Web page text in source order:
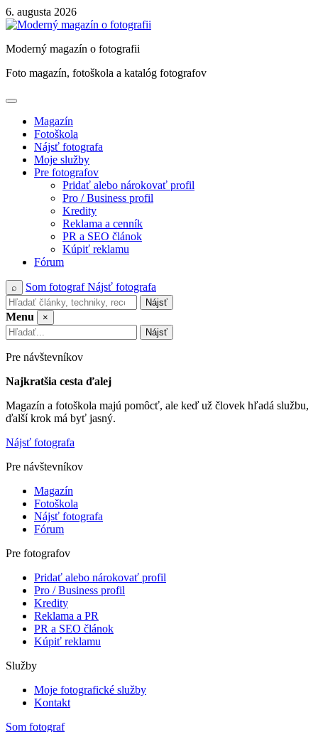
Skip
to
6. augusta 2026
Moderný magazín o fotografii
Foto magazín, fotoškola a katalóg fotografov
Magazín
Fotoškola
Nájsť fotografa
Moje služby
Pre fotografov
Pridať alebo nárokovať profil
Pro / Business profil
Kredity
Reklama a cenník
PR a SEO článok
Kúpiť reklamu
Fórum
⌕ Som fotografNájsť fotografa
Nájsť
Menu
×
Nájsť
Pre návštevníkov
Najkratšia cesta ďalej
Magazín a fotoškola majú pomôcť, ale keď už človek hľadá službu,
ďalší krok má byť jasný.
Nájsť fotografa
Pre návštevníkov
Magazín
Fotoškola
Nájsť fotografa
Fórum
Pre fotografov
Pridať alebo nárokovať profil
Pro / Business profil
Kredity
Reklama a PR
PR a SEO článok
Kúpiť reklamu
Služby
Moje fotografické služby
Kontakt
Som fotograf